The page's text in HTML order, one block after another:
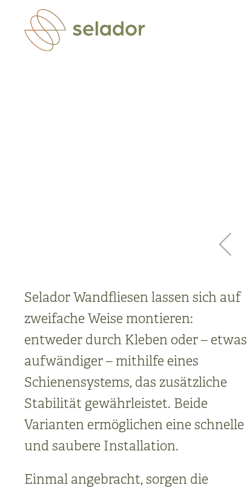
Zum Hauptinhalt springen
Selador Wandfliesen lassen sich auf
zweifache Weise montieren:
entweder durch Kleben oder – etwas
aufwändiger – mithilfe eines
Schienensystems, das zusätzliche
Stabilität gewährleistet. Beide
Varianten ermöglichen eine schnelle
und saubere Installation.
Einmal angebracht, sorgen die